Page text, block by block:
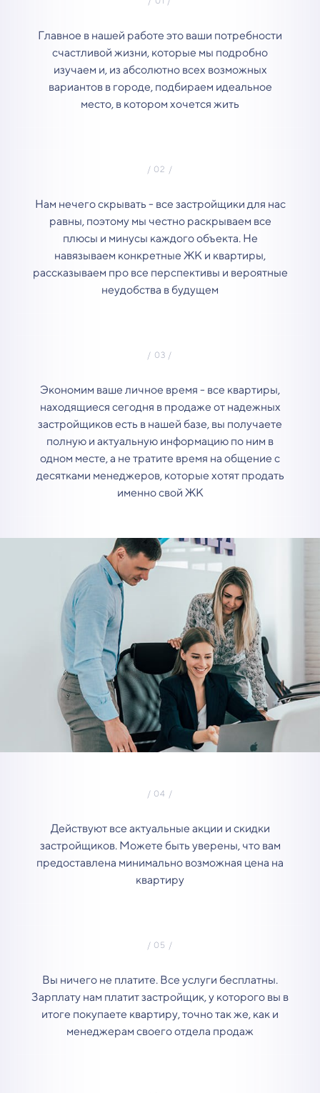
Главное в нашей работе это ваши потребности
счастливой жизни, которые мы подробно
изучаем и, из абсолютно всех возможных
вариантов в городе, подбираем идеальное
место, в котором хочется жить
Нам нечего скрывать - все застройщики для нас
равны, поэтому мы честно раскрываем все
плюсы и минусы каждого объекта. Не
навязываем конкретные ЖК и квартиры,
рассказываем про все перспективы и вероятные
неудобства в будущем
Экономим ваше личное время - все квартиры,
находящиеся сегодня в продаже от надежных
застройщиков есть в нашей базе, вы получаете
полную и актуальную информацию по ним в
одном месте, а не тратите время на общение с
десятками менеджеров, которые хотят продать
именно свой ЖК
Действуют все актуальные акции и скидки
застройщиков. Можете быть уверены, что вам
предоставлена минимально возможная цена на
квартиру
Вы ничего не платите. Все услуги бесплатны.
Зарплату нам платит застройщик, у которого вы в
итоге покупаете квартиру, точно так же, как и
менеджерам своего отдела продаж